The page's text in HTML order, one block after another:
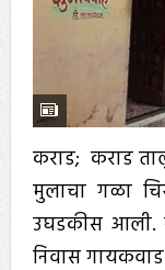
कराड; कराड
मुलाचा गळा
उघडकीस आली.
निवास